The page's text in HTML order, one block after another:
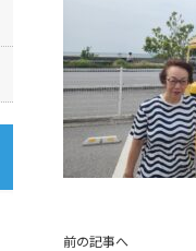
前の記事へ